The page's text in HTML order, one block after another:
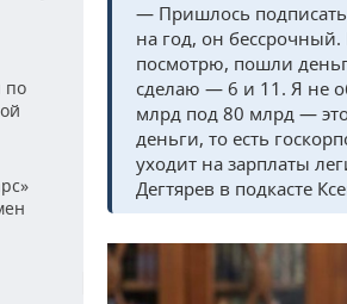
по
— Пришлось
на год, он
посмотрю, пошли
сделаю — 6 и 11. Я не
млрд под 80 млрд —
деньги, то есть
уходит на зарплаты
Дегтярев в подкасте